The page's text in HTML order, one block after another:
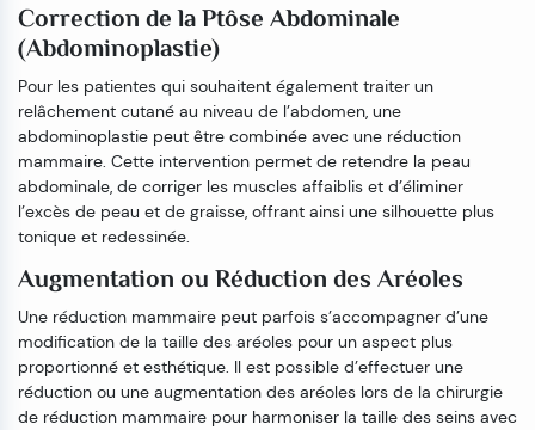
Correction de la Ptôse Abdominale
(Abdominoplastie)
Pour les patientes qui souhaitent également traiter un
relâchement cutané au niveau de l’abdomen, une
abdominoplastie peut être combinée avec une réduction
mammaire. Cette intervention permet de retendre la peau
abdominale, de corriger les muscles affaiblis et d’éliminer
l’excès de peau et de graisse, offrant ainsi une silhouette plus
tonique et redessinée.
Augmentation ou Réduction des Aréoles
Une réduction mammaire peut parfois s’accompagner d’une
modification de la taille des aréoles pour un aspect plus
proportionné et esthétique. Il est possible d’effectuer une
réduction ou une augmentation des aréoles lors de la chirurgie
de réduction mammaire pour harmoniser la taille des seins avec